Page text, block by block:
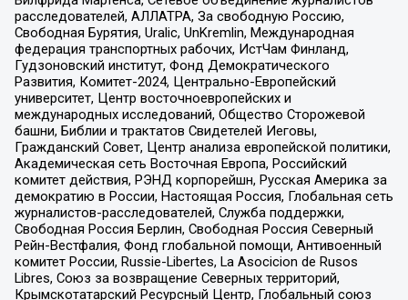
расследователей, АЛЛАТРА, За свободную Россию,
Свободная Бурятия, Uralic, UnKremlin, Международная
федерация транспортных рабочих, ИстЧам Финланд,
Гудзоновский институт, Фонд Демократического
Развития, Комитет-2024, Центрально-Европейский
университет, Центр восточноевропейских и
международных исследований, Общество Сторожевой
башни, Библии и трактатов Свидетелей Иеговы,
Гражданский Совет, Центр анализа европейской политики,
Академическая сеть Восточная Европа, Российский
комитет действия, РЭНД корпорейшн, Русская Америка за
демократию в России, Настоящая Россия, Глобальная сеть
журналистов-расследователей, Служба поддержки,
Свободная Россия Берлин, Свободная Россия Северный
Рейн-Вестфалия, Фонд глобальной помощи, Антивоенный
комитет России, Russie-Libertes, La Asocicion de Rusos
Libres, Союз за возвращение Северных территорий,
Крымскотатарский Ресурсный Центр, Глобальный союз